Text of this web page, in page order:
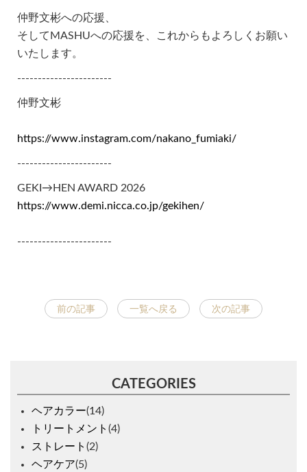
仲野文彬への応援、
そしてMASHUへの応援を、これからもよろしくお願い
いたします。
-----------------------
仲野文彬
https://www.instagram.com/nakano_fumiaki/
-----------------------
GEKI→HEN AWARD 2026
https://www.demi.nicca.co.jp/gekihen/
-----------------------
前の記事 一覧へ戻る 次の記事
CATEGORIES
ヘアカラー(14)
トリートメント (4)
ストレート (2)
ヘアケア(5)